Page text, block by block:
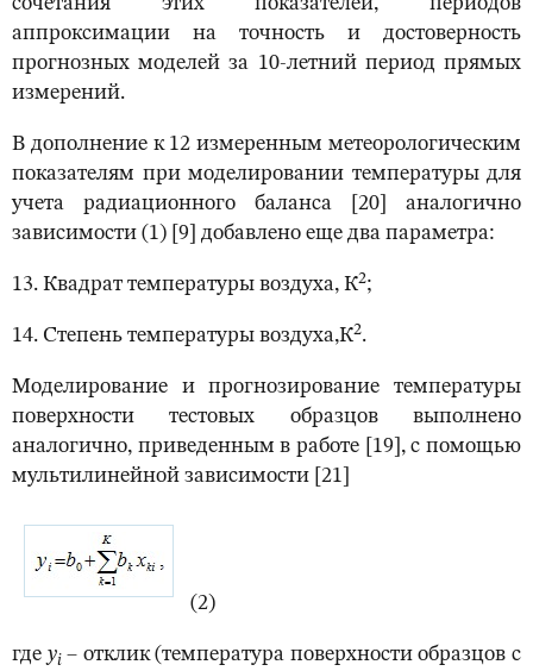
аппроксимации на точность и достоверность
прогнозных моделей за 10-летний период прямых
измерений.
В дополнение к 12 измеренным метеорологическим
показателям при моделировании температуры для
учета радиационного баланса [20] аналогично
зависимости (1) [9] добавлено еще два параметра:
13. Квадрат температуры воздуха, К2;
14. Степень температуры воздуха,К2.
Моделирование и прогнозирование температуры
поверхности тестовых образцов выполнено
аналогично, приведенным в работе [19], с помощью
мультилинейной зависимости [21]
(2)
где yi– отклик (температура поверхности образцов с